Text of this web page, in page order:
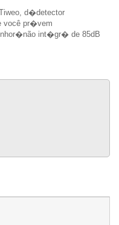
d�detector
você pr�vem
int�gr� de 85dB